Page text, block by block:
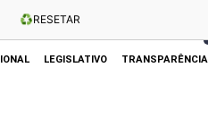
♻️RESETAR
das Sessões: Terças e Quartas às 10h
LEGISLATIVO TRANSPARÊNCIA